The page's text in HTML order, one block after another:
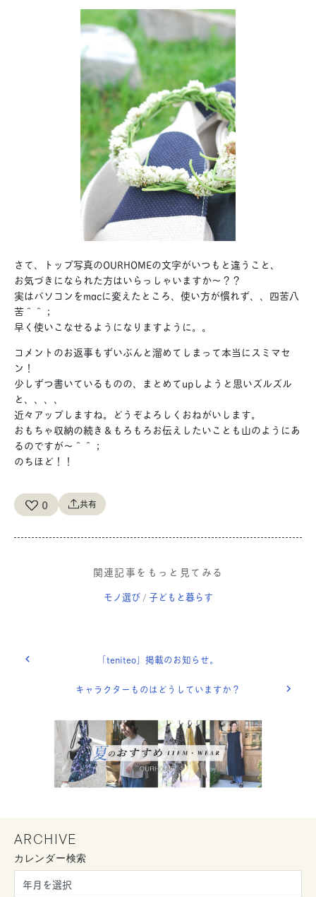
さて、トップ写真のOURHOMEの文字がいつもと違うこと、
お気づきになられた方はいらっしゃいますか〜？？
実はパソコンをmacに変えたところ、使い方が慣れず、、四苦八
苦＾＾；
早く使いこなせるようになりますように。。
コメントのお返事もずいぶんと溜めてしまって本当にスミマセ
ン！
少しずつ書いているものの、まとめてupしようと思いズルズル
と、、、、
近々アップしますね。どうぞよろしくおねがいします。
おもちゃ収納の続き＆もろもろお伝えしたいことも山のようにあ
るのですが〜＾＾；
のちほど！！
0 共有
関連記事をもっと見てみる
モノ選び/ 子どもと暮らす
「teniteo」掲載のお知らせ。
キャラクターものはどうしていますか？
ARCHIVE
カレンダー検索